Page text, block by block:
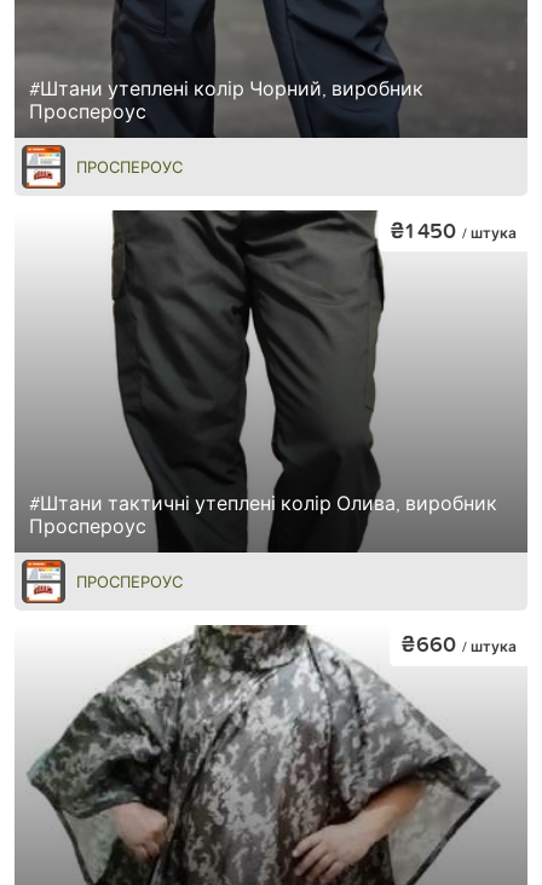
#Штани утеплені колір Чорний, виробник
Проспероус
ПРОСПЕРОУС
#Штани тактичні утеплені колір Олива, виробник
Проспероус
₴1 450 / штука
ПРОСПЕРОУС
₴660 / штука